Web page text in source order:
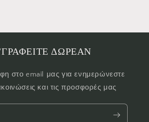
ΔΩΡΕΑΝ
στο email μας για ενημερώνεστε
και τις προσφορές μας